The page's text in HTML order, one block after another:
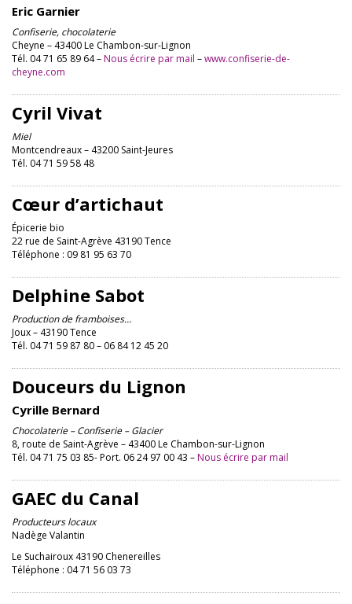
Eric Garnier
Confiserie, chocolaterie
Cheyne – 43400 Le Chambon-sur-Lignon
Tél. 04 71 65 89 64 – Nous écrire par mail –www.confiserie-de-
cheyne.com
Cyril Vivat
Miel
Montcendreaux – 43200 Saint-Jeures
Tél. 04 71 59 58 48
Cœur d’artichaut
Épicerie bio
22 rue de Saint-Agrève 43190 Tence
Téléphone : 09 81 95 63 70
Delphine Sabot
Production de framboises…
Joux – 43190 Tence
Tél. 04 71 59 87 80 – 06 84 12 45 20
Douceurs du Lignon
Cyrille Bernard
Chocolaterie – Confiserie – Glacier
8, route de Saint-Agrève – 43400 Le Chambon-sur-Lignon
Tél. 04 71 75 03 85- Port. 06 24 97 00 43 – Nous écrire par mail
GAEC du Canal
Producteurs locaux
Nadège Valantin
Le Suchairoux 43190 Chenereilles
Téléphone : 04 71 56 03 73